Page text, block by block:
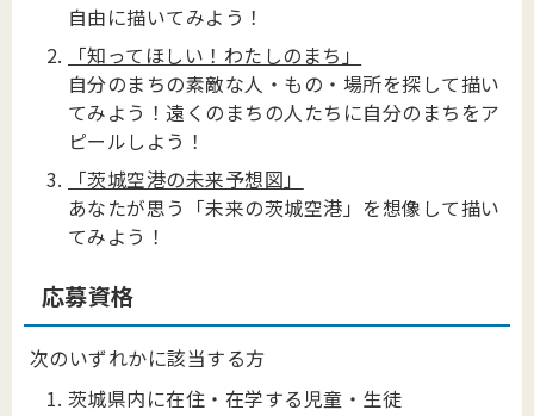
自由に描いてみよう！
「知ってほしい！わたしのまち」
自分のまちの素敵な人・もの・場所を探して描い
てみよう！遠くのまちの人たちに自分のまちをア
ピールしよう！
「茨城空港の未来予想図」
あなたが思う「未来の茨城空港」を想像して描い
てみよう！
応募資格
次のいずれかに該当する方
茨城県内に在住・在学する児童・生徒